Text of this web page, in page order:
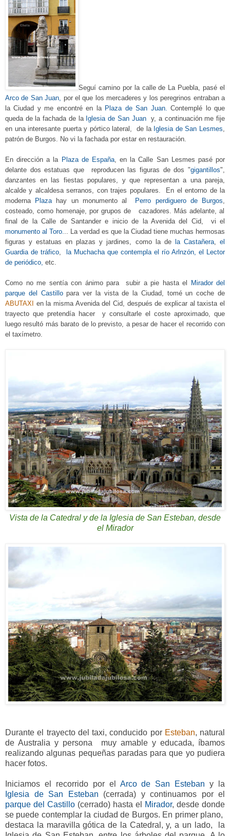
Seguí caminopor la calle de La Puebla, paséel
Arco de San Juan, por el que los mercaderes y los peregrinos entraban a
la Ciudad y me encontré en la Plaza de San Juan.
Contemplé lo que
queda de la fachada de la Iglesia de San Juany, a continuación me fije
en una interesante puerta y pórtico lateral, de laIglesia deSan Lesmes
patrón de Burgos.
No vi la fachada por estar en restauración.
En dirección a la Plaza de España,en la Calle San Lesmes pasépor
delante dos estatuasque reproducen las figuras de dos "gigantillos",
danzantes en las fiestas populares, y que representan a una pareja
alcalde y alcaldesa serranos, con trajes populares.
En el entorno de la
moderna
Plaza hay un monumento al Perro perdiguero de Burgos
costeado, como homenaje, por grupos de cazadores. Más adelante, al
final de la Calle de Santander e inicio de la Avenida del Cid, vi el
monumento al Toro.
.. La verdad es que la Ciudad tiene muchas hermosas
figuras y estatuas en plazas y jardines, como la de
la Castañera,el
Guardia de tráfico
la Muchacha que contempla el río Arlnzón, el Lector
de periódico etc.
Como no me sentía con ánimo para subir a pie hasta el
Mirador del
parque del Castillopara ver la vista de la Ciudad, tomé un coche de
ABUTAXI
en la misma Avenida del Cid, después de explicar al taxista el
trayecto que pretendía hacer
y consultarle el coste aproximado, que
luego resultó más barato de lo previsto, a pesar de hacer el recorrido con
el taxímetro.
Vista de la Catedral y de la Iglesia de San Esteban, desde
el Mirador
Durante el trayecto del taxi, conducido por Esteban, natural
de Australia y persona muy amable y educada, íbamos
realizando algunas pequeñas paradas para que yo pudiera
hacer fotos.
Iniciamos el recorrido por el Arco de San Esteban y
la
Iglesia de San Esteban (cerrada) y continuamos por el
parque del Castillo (cerrado) hasta el Mirador, desde donde
se puede contemplar la ciudad de Burgos. En primer plano,
destaca la maravilla gótica de la Catedral, y, a un lado, la